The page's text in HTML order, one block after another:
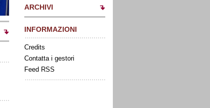
ARCHIVI
INFORMAZIONI
Credits
Contatta i gestori
Feed RSS